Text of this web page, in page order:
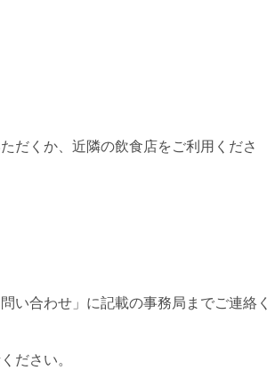
だくか、近隣の飲食店をご利用くださ
い合わせ」に記載の事務局までご連絡く
ださい。